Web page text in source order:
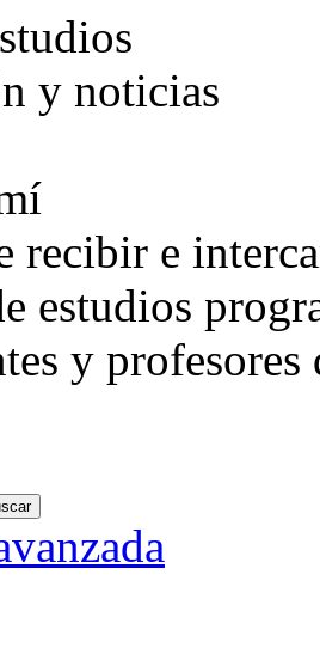
y noticias
recibir e
estudios
y